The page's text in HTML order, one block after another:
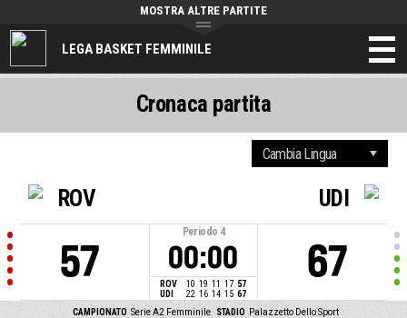
LEGA BASKET FEMMINILE
MOSTRA ALTRE PARTITE
ROV
57
Periodo 4
00:00
ROV 10 19 11 17 57
UDI
22 16 14 15 67
UDI
67
CAMPIONATO Serie A2 Femminile STADIO Palazzetto Dello Sport
Cronaca partita